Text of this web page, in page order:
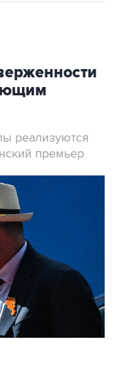
реализуются
премьер